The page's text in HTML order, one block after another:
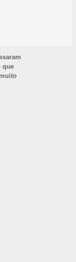
que